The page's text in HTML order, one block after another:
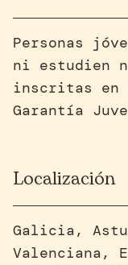
Personas
ni estudien
inscritas en
Garantía
Localización
Galicia,
Valenciana,